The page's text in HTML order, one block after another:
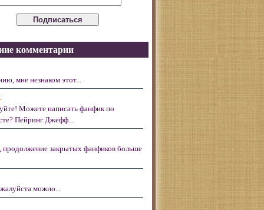
комментарии
мне незнаком этот...
Можете написать фанфик по
Пейринг Джефф...
продолжение закрытых фанфиков больше
можно...